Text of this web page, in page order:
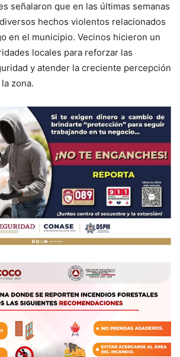
señalaron que en las últimas semanas
hechos violentos relacionados
en el municipio. Vecinos hicieron un
locales para reforzar las
y atender la creciente percepción
zona.